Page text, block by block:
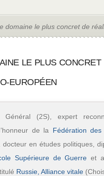
domaine le plus concret de
LE PLUS
EUROPÉEN
, Général (2S), expert
de la Fédération
, docteur en études politiques,
Supérieure de Guerre et
Russie, Alliance vitale